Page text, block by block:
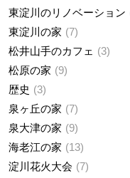
東淀川のリノベーション
東淀川の家
7
松井山手のカフェ
3
松原の家
9
歴史
3
泉ヶ丘の家
7
泉大津の家
9
海老江の家
13
淀川花火大会
7